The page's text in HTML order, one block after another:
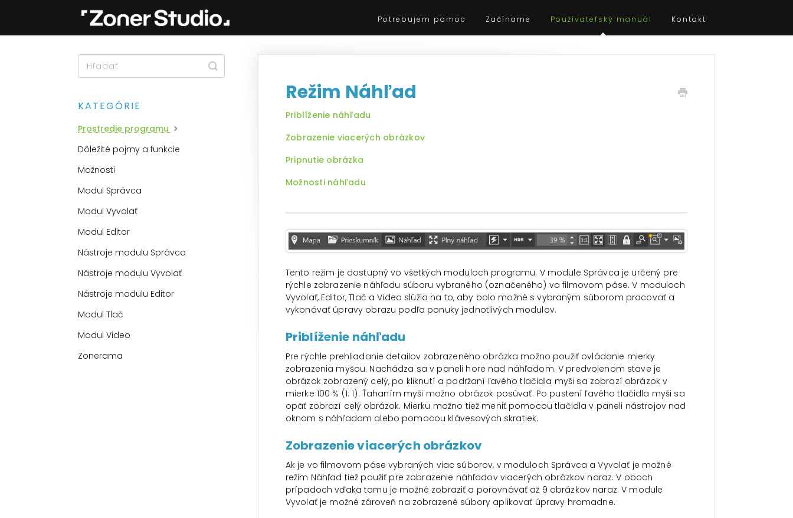
Potrebujem pomoc Začíname Používateľský manuál Kontakt
Režim Náhľad
Priblíženie náhľadu
Zobrazenie viacerých obrázkov
Pripnutie obrázka
Možnosti náhľadu
Tento režim je dostupný vo všetkých moduloch programu. V module Správca je určený pre
rýchle zobrazenie náhľadu súboru vybraného (označeného) vo filmovom páse. V moduloch
Vyvolať, Editor, Tlač a Video slúžia na to, aby bolo možné s vybraným súborom pracovať a
vykonávať úpravy obrazu podľa ponuky jednotlivých modulov.
Priblíženie náhľadu
Pre rýchle prehliadanie detailov zobrazeného obrázka možno použiť ovládanie mierky
zobrazenia myšou. Nachádza sa v paneli hore nad náhľadom. V predvolenom stave je
obrázok zobrazený celý, po kliknutí a podržaní ľavého tlačidla myši sa zobrazí obrázok v
mierke 100 % (1: 1). Ťahaním myši možno obrázok posúvať. Po pustení ľavého tlačidla myši sa
opäť zobrazí celý obrázok. Mierku možno tiež meniť pomocou tlačidla v paneli nástrojov nad
oknom s náhľadom alebo pomocou klávesových skratiek.
Zobrazenie viacerých obrázkov
Ak je vo filmovom páse vybraných viac súborov, v moduloch Správca a Vyvolať je možné
režim Náhľad tiež použiť pre zobrazenie náhľadov viacerých obrázkov naraz. V oboch
prípadoch vďaka tomu je možné zobraziť a porovnávať až 9 obrázkov naraz. V module
Vyvolať je možné zároveň na zobrazené súbory aplikovať úpravy hromadne.
Toggle
Search
KATEGÓRIE
Prostredie programu
Dôležité pojmy a funkcie
Možnosti
Modul Správca
Modul Vyvolať
Modul Editor
Nástroje modulu Správca
Nástroje modulu Vyvolať
Nástroje modulu Editor
Modul Tlač
Modul Video
Zonerama